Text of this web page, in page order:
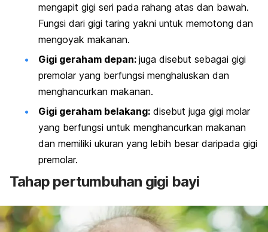
mengapit gigi seri pada rahang atas dan bawah.
Fungsi dari gigi taring yakni untuk memotong dan
mengoyak makanan.
Gigi geraham depan: juga disebut sebagai gigi
premolar yang berfungsi menghaluskan dan
menghancurkan makanan.
Gigi geraham belakang: disebut juga gigi molar
yang berfungsi untuk menghancurkan makanan
dan memiliki ukuran yang lebih besar daripada gigi
premolar.
Tahap pertumbuhan gigi bayi